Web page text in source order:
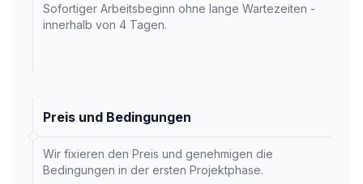
Sofortiger Arbeitsbeginn ohne lange Wartezeiten -
innerhalb von 4 Tagen.
Preis und Bedingungen
Wir fixieren den Preis und genehmigen die
Bedingungen in der ersten Projektphase.